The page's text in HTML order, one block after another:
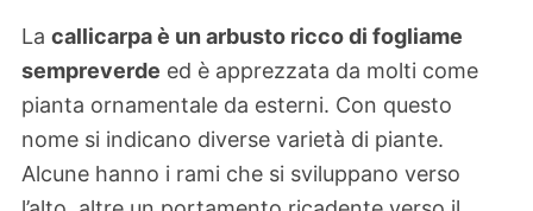
La callicarpa è un arbusto ricco di fogliame
sempreverde ed è apprezzata da molti come
pianta ornamentale da esterni. Con questo
nome si indicano diverse varietà di piante.
Alcune hanno i rami che si sviluppano verso